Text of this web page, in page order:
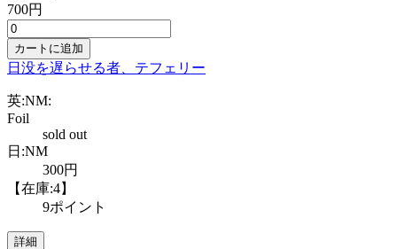
700円
カートに追加
日没を遅らせる者、テフェリー
英:NM:
Foil
sold out
日:NM
300円
【在庫:4】
9ポイント
詳細